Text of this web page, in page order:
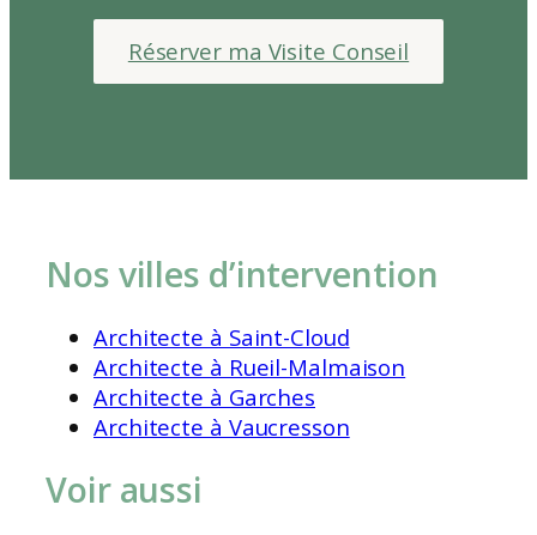
Réserver ma Visite Conseil
Nos villes d’intervention
Architecte à Saint-Cloud
Architecte à Rueil-Malmaison
Architecte à Garches
Architecte à Vaucresson
Voir aussi